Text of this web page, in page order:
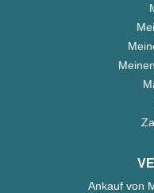
Ankauf von